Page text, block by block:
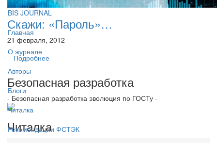
BIS JOURNAL
Главная
О журнале
Авторы
Блоги
Читалка
Рекомендации ФСТЭК
Скажи: «Пароль»…
21 февраля, 2012
Подробнее
Безопасная разработка
- Безопасная разработка эволюция по ГОСТу -
Читалка